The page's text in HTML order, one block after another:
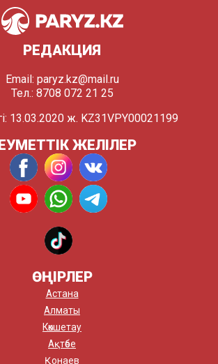
РЕДАКЦИЯ
Email: paryz.kz@mail.ru
Тел.: 8708 072 21 25
13.03.2020 ж. KZ31VPY00021199
ЖЕЛІЛЕР
ӨҢІРЛЕР
Астана
Алматы
Көкшетау
Ақтөбе
Қонаев